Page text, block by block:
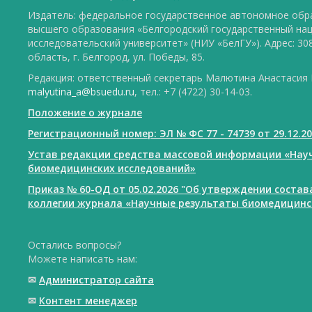
Издатель: федеральное государственное автономное
высшего образования «Белгородский государственный
исследовательский университет» (НИУ «БелГУ»). Адрес:
область, г. Белгород, ул. Победы, 85.
Редакция: ответственный секретарь Малютина
malyutina_a@bsuedu.ru, тел.: +7 (4722) 30-14-03.
Положение о журнале
Регистрационный номер: ЭЛ № ФС 77 - 74739 от
Устав редакции средства массовой информации
биомедицинских исследований»
Приказ № 60-ОД от 05.02.2026 "Об утверждении
коллегии журнала «Научные результаты
Остались вопросы?
Можете написать нам:
✉ Администратор сайта
✉ Контент менеджер